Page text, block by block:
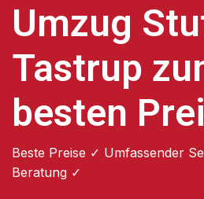
Umzug
Tastrup
besten
Beste Preise ✓ Umfassender
Beratung ✓